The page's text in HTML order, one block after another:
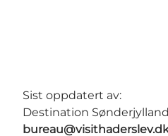
Sist oppdatert av:
Destination